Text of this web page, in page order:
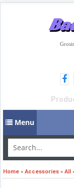
Menu
Home » Accessories » All